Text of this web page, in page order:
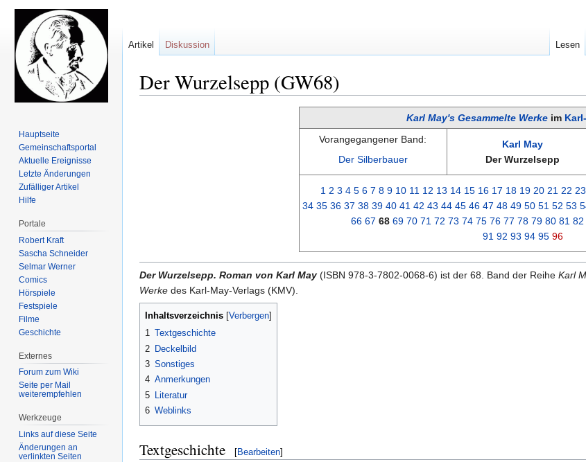
Der Wurzelsepp (GW68)
Karl May's Gesammelte Werke im
Vorangegangener Band:
Der Silberbauer
Karl May
Der Wurzelsepp
1 2 3 4 5 6 7 8 9 10 11 12 13 14 15 16 17 18 19 20 21 22 23
34 35 36 37 38 39 40 41 42 43 44 45 46 47 48 49 50 51 52 53
66 67 68 69 70 71 72 73 74 75 76 77 78 79 80 81 82
91 92 93 94 95 96
Der Wurzelsepp. Roman von Karl May (ISBN 978-3-7802-0068-6) ist der 68. Band der Reihe Karl
Werke des Karl-May-Verlags (KMV).
Inhaltsverzeichnis
1 Textgeschichte
2 Deckelbild
3 Sonstiges
4 Anmerkungen
5
Literatur
6 Weblinks
Textgeschichte [Bearbeiten]
Artikel Diskussion Lesen
Hauptseite
Gemeinschafts­portal
Aktuelle Ereignisse
Letzte Änderungen
Zufälliger Artikel
Hilfe
Portale
Robert Kraft
Sascha Schneider
Selmar Werner
Comics
Hörspiele
Festspiele
Filme
Geschichte
Externes
Forum zum Wiki
Seite per Mail
weiterempfehlen
Werkzeuge
Links auf diese Seite
Änderungen an
verlinkten Seiten